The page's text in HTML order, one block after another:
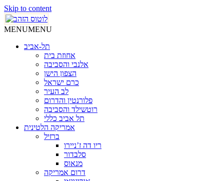
Skip to content
MENUMENU
תל-אביב
אחוזת בית
אלנבי והסביבה
הצפון הישן
כרם ישראל
לב העיר
פלורנטין והדרום
רוטשילד והסביבה
תל אביב כללי
אמריקה הלטינית
ברזיל
ריו דה ז’ניירו
סלבדור
מנאוס
דרום אמריקה